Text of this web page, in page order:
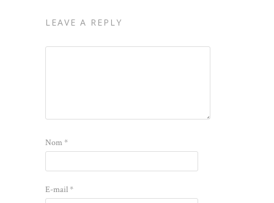
LEAVE A REPLY
Nom*
E-mail*